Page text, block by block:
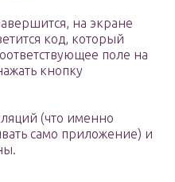
на экране
код, который
поле на
кнопку
(что именно
само приложение) и